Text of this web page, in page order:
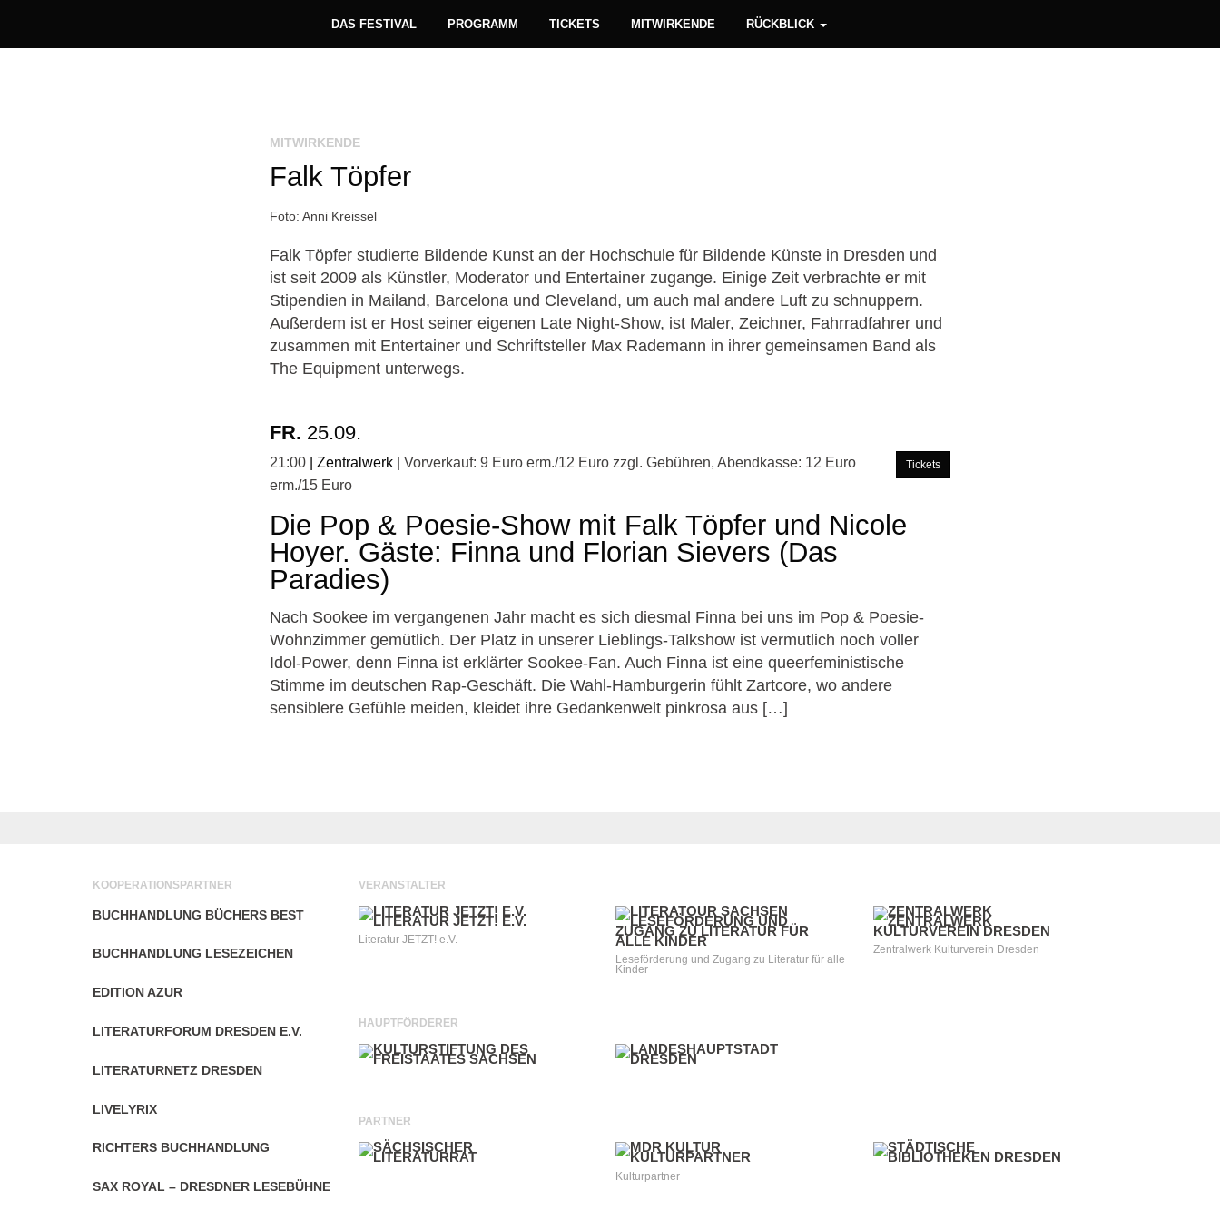
DAS FESTIVAL PROGRAMM TICKETS MITWIRKENDE RÜCKBLICK
MITWIRKENDE
Falk Töpfer
Foto: Anni Kreissel
Falk Töpfer studierte Bildende Kunst an der Hochschule für Bildende Künste in Dresden und
ist seit 2009 als Künstler, Moderator und Entertainer zugange. Einige Zeit verbrachte er mit
Stipendien in Mailand, Barcelona und Cleveland, um auch mal andere Luft zu schnuppern.
Außerdem ist er Host seiner eigenen Late Night-Show, ist Maler, Zeichner, Fahrradfahrer und
zusammen mit Entertainer und Schriftsteller Max Rademann in ihrer gemeinsamen Band als
The Equipment unterwegs.
FR. 25.09.
Tickets
21:00 Zentralwerk
Vorverkauf: 9 Euro erm./12 Euro zzgl. Gebühren, Abendkasse: 12 Euro
erm./15 Euro
Die Pop & Poesie-Show mit Falk Töpfer und Nicole
Hoyer. Gäste: Finna und Florian Sievers (Das
Paradies)
Nach Sookee im vergangenen Jahr macht es sich diesmal Finna bei uns im Pop & Poesie-
Wohnzimmer gemütlich. Der Platz in unserer Lieblings-Talkshow ist vermutlich noch voller
Idol-Power, denn Finna ist erklärter Sookee-Fan. Auch Finna ist eine queerfeministische
Stimme im deutschen Rap-Geschäft. Die Wahl-Hamburgerin fühlt Zartcore, wo andere
sensiblere Gefühle meiden, kleidet ihre Gedankenwelt pinkrosa aus […]
VERANSTALTER
Literatur JETZT! e.V.
Leseförderung und Zugang zu Literatur für alle
Kinder
Zentralwerk Kulturverein Dresden
HAUPTFÖRDERER
PARTNER
Kulturpartner
KOOPERATIONSPARTNER
BUCHHANDLUNG BÜCHERS BEST
BUCHHANDLUNG LESEZEICHEN
EDITION AZUR
LITERATURFORUM DRESDEN E.V.
LITERATURNETZ DRESDEN
LIVELYRIX
RICHTERS BUCHHANDLUNG
SAX ROYAL – DRESDNER LESEBÜHNE